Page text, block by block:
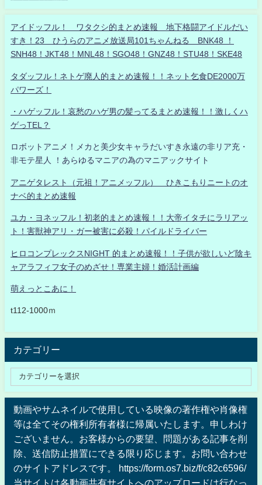
アイドッフル！ ワタクシ的まとめ速報 地下格闘アイドルだい
すき！23 ひうらのアニメ放送局101ちゃんねる BNK48 ！
SNH48！JKT48！MNL48！SGO48！GNZ48！STU48！SKE48
タダッフル！ネトゲ廃人的まとめ速報！！ネット乞食DE2000万
パワーズ！
・ハゲッフル！哀愁のハゲ男の髪ってるまとめ速報！！激しくハ
ゲっTEL？
ロボットアニメ！メカと美少女キャラだいすき永遠の非リア充・
非モテ星人 ！あらゆるマニアの為のマニアックサイト
アニゲタレスト（元祖！アニメッフル） ひきこもりニートのオ
ナベ的まとめ速報
ユカ・ヨネッフル！初老的まとめ速報！！大帝イタチにラリアッ
ト！害獣神アリ・ガー被害に必殺！パイルドライバー
ヒロコンプレックスNIGHT 的まとめ速報！！子供が欲しいど陰キ
ャアラフィフ女子のめざせ！専業主婦！婚活計画編
萌えっとこあに！
t112-1000ｍ
カテゴリー
動画やサムネイルで使用している映像の著作権や肖像権
等は全てその権利所有者様に帰属いたします。申しわけ
ございません。お客様からの要望、問題がある記事を削
除、送信防止措置にできる限り応じます。お問い合わせ
のサイトアドレスです。 https://form.os7.biz/f/c82c6596/
当サイトは各動画共有サイトへのアップロードは行なっ